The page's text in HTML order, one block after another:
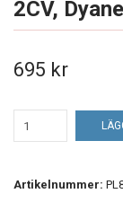
2CV, Dyane
695 kr
Artikelnummer: